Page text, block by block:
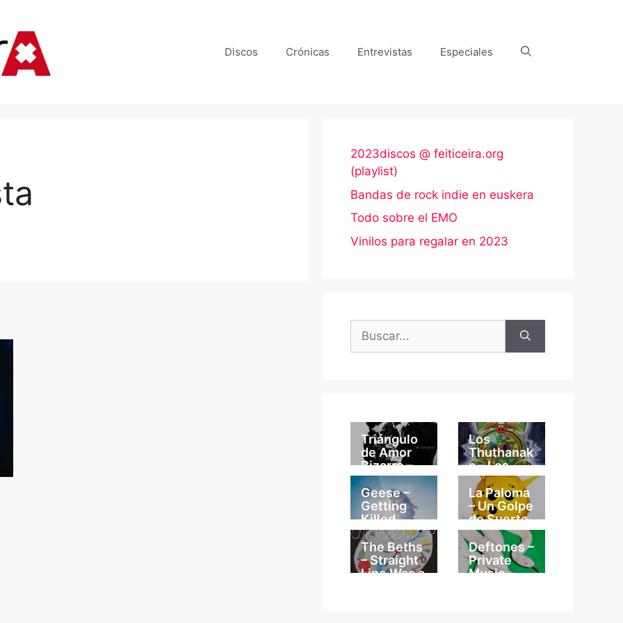
Discos Crónicas Entrevistas Especiales
2023discos @ feiticeira.org
(playlist)
Bandas de rock indie en euskera
Todo sobre el EMO
Vinilos para regalar en 2023
Triángulo
de Amor
Bizarro –
Mi
Catedral
Los
Thuthanak
a – Los
Thuthanak
a
Geese –
Getting
Killed
La Paloma
– Un Golpe
de Suerte
The Beths
– Straight
Line Was a
Deftones –
Private
Music